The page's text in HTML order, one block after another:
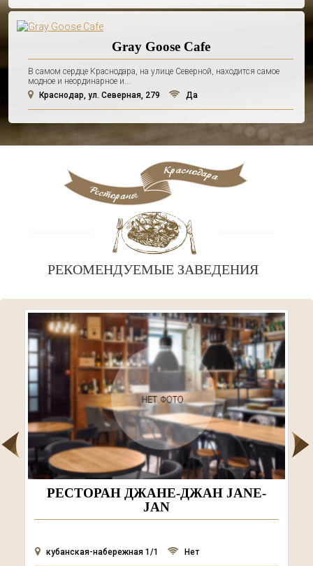
Gray Goose Cafe
В самом сердце Краснодара, на улице Северной, находится самое
модное и неординарное и...
Краснодар, ул. Северная, 279
Да
РЕКОМЕНДУЕМЫЕ ЗАВЕДЕНИЯ
РЕСТОРАН ДЖАНЕ-ДЖАН JANE-
JAN
кубанская-набережная 1/1 Нет